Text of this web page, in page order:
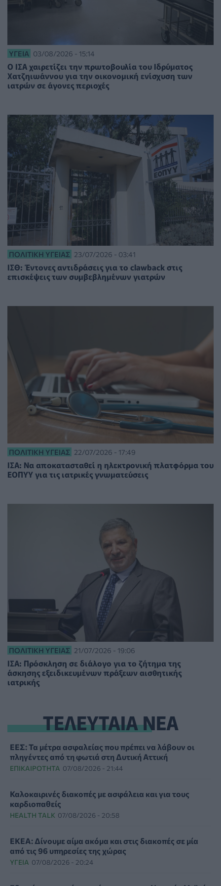
ΥΓΕΊΑ 03/08/2026 - 15:14
Ο ΙΣΑ χαιρετίζει την πρωτοβουλία του Ιδρύματος
Χατζηιωάννου για την οικονομική ενίσχυση των
ιατρών σε άγονες περιοχές
ΠΟΛΙΤΙΚΉ ΥΓΕΊΑΣ 23/07/2026 - 03:41
ΙΣΘ: Έντονες αντιδράσεις για το clawback στις
επισκέψεις των συμβεβλημένων γιατρών
ΠΟΛΙΤΙΚΉ ΥΓΕΊΑΣ 22/07/2026 - 17:49
ΙΣΑ: Να αποκατασταθεί η ηλεκτρονική πλατφόρμα του
ΕΟΠΥΥ για τις ιατρικές γνωματεύσεις
ΠΟΛΙΤΙΚΉ ΥΓΕΊΑΣ 21/07/2026 - 19:06
ΙΣΑ: Πρόσκληση σε διάλογο για το ζήτημα της
άσκησης εξειδικευμένων πράξεων αισθητικής
ιατρικής
ΤΕΛΕΥΤΑΙΑ ΝΕΑ
ΕΕΣ: Τα μέτρα ασφαλείας που πρέπει να λάβουν οι
πληγέντες από τη φωτιά στη Δυτική Αττική
ΕΠΙΚΑΙΡΌΤΗΤΑ 07/08/2026 - 21:44
Καλοκαιρινές διακοπές με ασφάλεια και για τους
καρδιοπαθείς
HEALTH TALK 07/08/2026 - 20:58
ΕΚΕΑ: Δίνουμε αίμα ακόμα και στις διακοπές σε μία
από τις 96 υπηρεσίες της χώρας
ΥΓΕΊΑ 07/08/2026 - 20:24